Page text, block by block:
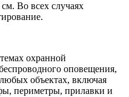
Во всех случаях
охранной
оповещения,
объектах, включая
периметры, прилавки и